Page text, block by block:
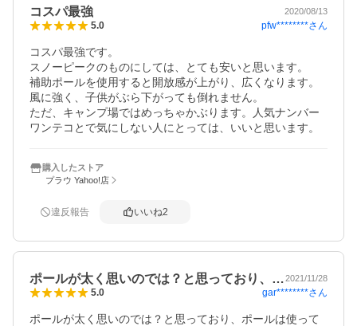
コスパ最強 2020/08/13
5.0 pfw********さん
コスパ最強です。
スノーピークのものにしては、とても安いと思います。
補助ポールを使用すると開放感が上がり、広くなります。
風に強く、子供がぶら下がっても倒れません。
ただ、キャンプ場ではめっちゃかぶります。人気ナンバー
ワンテコとで気にしない人にとっては、いいと思います。
購入したストア
プラウ Yahoo!店
違反報告 いいね2
ポールが太く思いのでは？と思っており、…2021/11/28
5.0 gar********さん
ポールが太く思いのでは？と思っており、ポールは使って